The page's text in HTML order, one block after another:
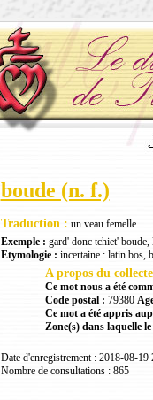
boude (n. f.)
Traduction : un veau femelle
Exemple : gard' donc tchiet' boude,
Etymologie : incertaine : latin bos,
A propos du
Ce mot nous a été
Code postal : 79380
Ce mot a été appris
Zone(s) dans laquelle
Date d'enregistrement : 2018-08-19
Nombre de consultations : 865